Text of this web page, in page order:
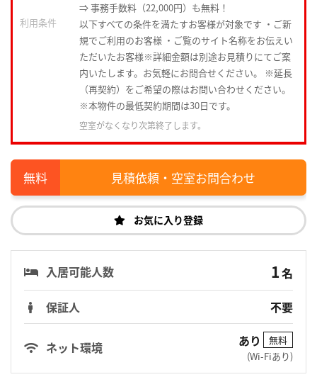
⇒ 事務手数料（22,000円）も無料！
利用条件
以下すべての条件を満たすお客様が対象です ・ご新
規でご利用のお客様 ・ご覧のサイト名称をお伝えい
ただいたお客様※詳細金額は別途お見積りにてご案
内いたします。お気軽にお問合せください。 ※延長
（再契約）をご希望の際はお問い合わせください。
※本物件の最低契約期間は30日です。
空室がなくなり次第終了します。
見積依頼・空室お問合わせ
お気に入り登録
入居可能人数 1名
保証人
不要
ネット環境 あり
無料
(Wi-Fiあり)